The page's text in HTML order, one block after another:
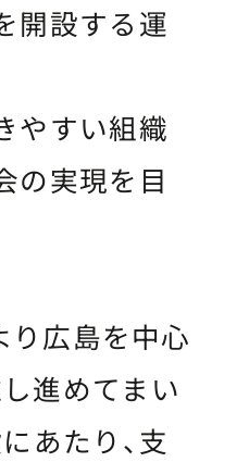
開設する運
やすい組織
の実現を目
り広島を中心
進めてまい
あたり、支